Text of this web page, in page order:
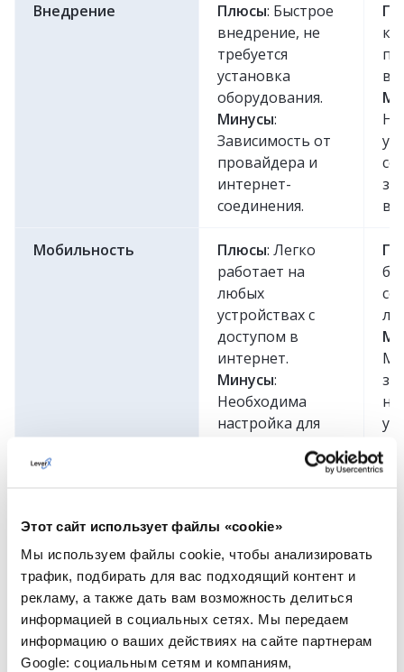
Этот сайт использует файлы «cookie»
Мы используем файлы cookie, чтобы анализировать
трафик, подбирать для вас подходящий контент и
рекламу, а также дать вам возможность делиться
информацией в социальных сетях. Мы передаем
информацию о ваших действиях на сайте партнерам
Google: социальным сетям и компаниям,
Внедрение Плюсы: Быстрое
внедрение, не
требуется
установка
оборудования.
Минусы:
Зависимость от
провайдера и
интернет-
соединения.
Мобильность Плюсы: Легко
работает на
любых
устройствах с
доступом в
интернет.
Минусы:
Необходима
настройка для
Популярные CRM-системы на рынке
Согласно Statista
, компании сегодня чаще
выбирают следующие системы: